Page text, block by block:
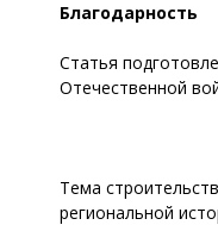
Благодарность
Статья
Отечественной
Тема
региональной